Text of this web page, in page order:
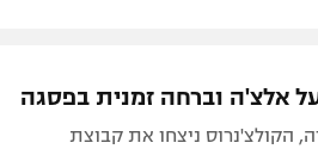
הקולצ'נרוס ניצחו את קבוצת